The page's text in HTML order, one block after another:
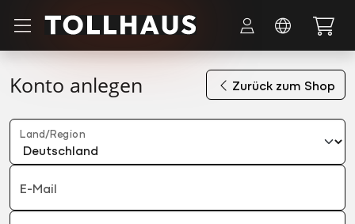
Zum Hauptinhalt springen
Konto anlegen Zurück zum Shop
Land/Region
E-Mail